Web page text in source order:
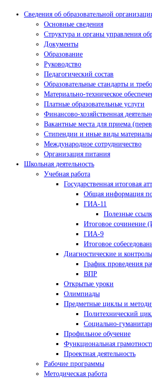
Сведения об образовательной
Основные сведения
Структура и органы управления
Документы
Образование
Руководство
Педагогический состав
Образовательные стандарты и
Материально-техническое
Платные образовательные услуги
Финансово-хозяйственная
Вакантные места для приема
Стипендии и иные виды
Международное сотрудничество
Организация питания
Школьная деятельность
Учебная работа
Государственная итоговая
Общая информация
ГИА-11
Полезные
Итоговое сочинение
ГИА-9
Итоговое
Диагностические и
График проведения
ВПР
Открытые уроки
Олимпиады
Предметные циклы и
Политехнический
Социально-
Профильное обучение
Функциональная
Проектная деятельность
Рабочие программы
Методическая работа